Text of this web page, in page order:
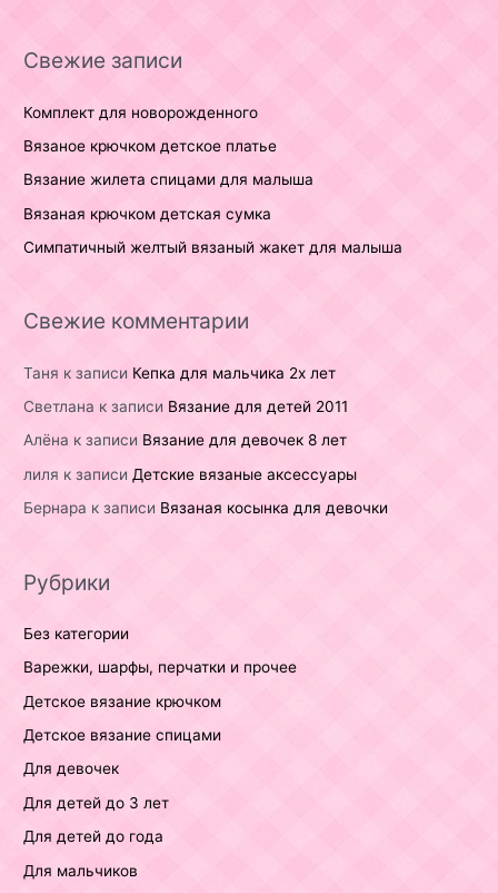
Свежие записи
Комплект для новорожденного
Вязаное крючком детское платье
Вязание жилета спицами для малыша
Вязаная крючком детская сумка
Симпатичный желтый вязаный жакет для малыша
Свежие комментарии
Таня к записи Кепка для мальчика 2х лет
Светлана к записи Вязание для детей 2011
Алёна к записи Вязание для девочек 8 лет
лиля к записи Детские вязаные аксессуары
Бернара к записи Вязаная косынка для девочки
Рубрики
Без категории
Варежки, шарфы, перчатки и прочее
Детское вязание крючком
Детское вязание спицами
Для девочек
Для детей до 3 лет
Для детей до года
Для мальчиков